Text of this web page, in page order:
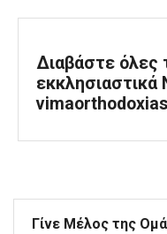
Διαβάστε όλες
Γίνε Μέλος της